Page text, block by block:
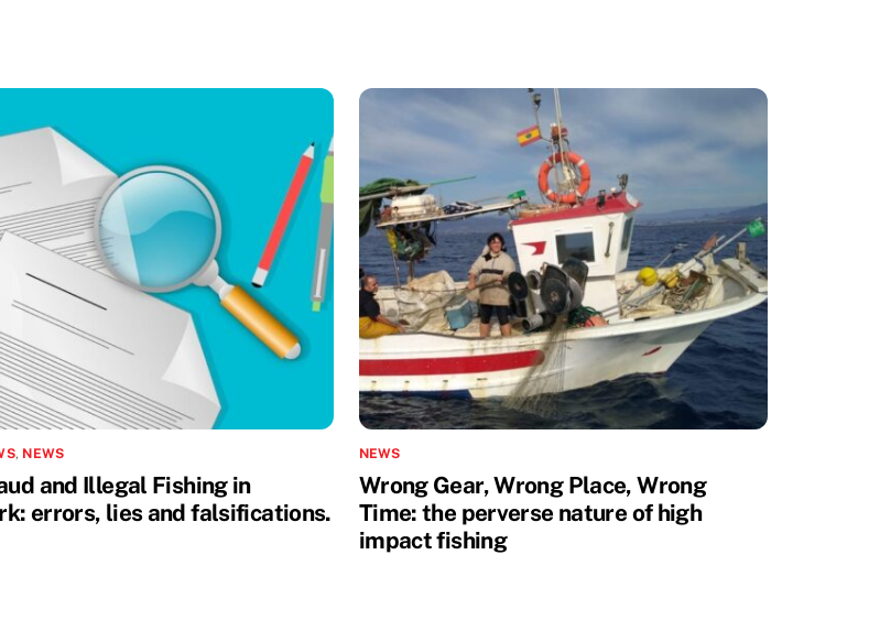
, NEWS
and Illegal Fishing in
errors, lies and falsifications.
NEWS
Wrong Gear, Wrong Place, Wrong
Time: the perverse nature of high
impact fishing